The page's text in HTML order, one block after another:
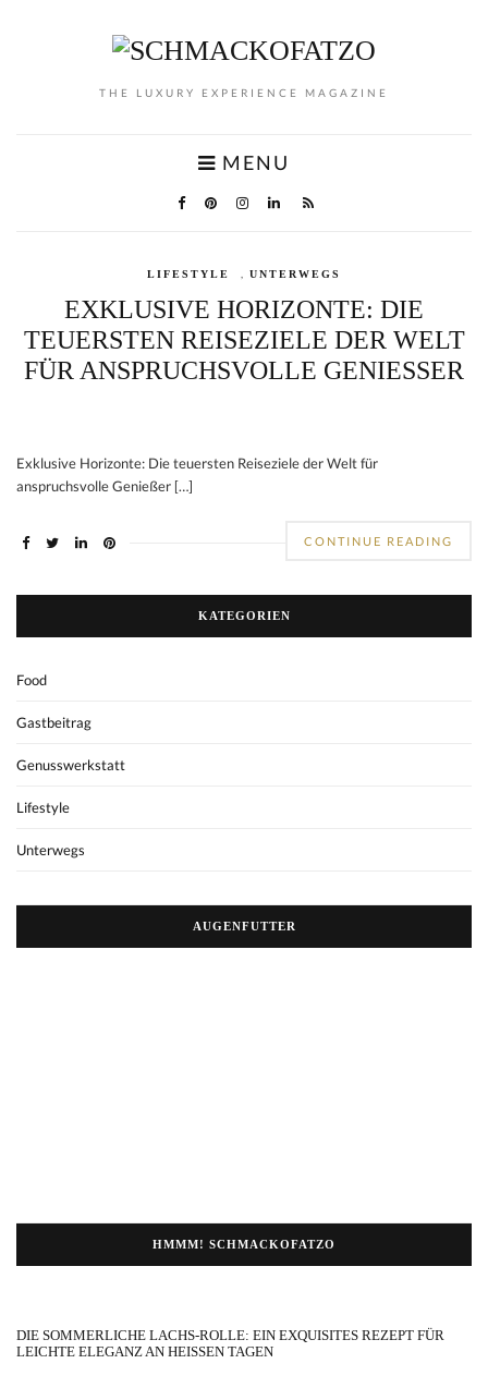
THE LUXURY EXPERIENCE MAGAZINE
MENU
LIFESTYLE UNTERWEGS
EXKLUSIVE HORIZONTE: DIE
TEUERSTEN REISEZIELE DER WELT
FÜR ANSPRUCHSVOLLE GENIESSER
Exklusive Horizonte: Die teuersten Reiseziele der Welt für
anspruchsvolle Genießer […]
CONTINUE READING
KATEGORIEN
Food
Gastbeitrag
Genusswerkstatt
Lifestyle
Unterwegs
AUGENFUTTER
HMMM! SCHMACKOFATZO
DIE SOMMERLICHE LACHS-ROLLE: EIN EXQUISITES REZEPT FÜR
LEICHTE ELEGANZ AN HEISSEN TAGEN